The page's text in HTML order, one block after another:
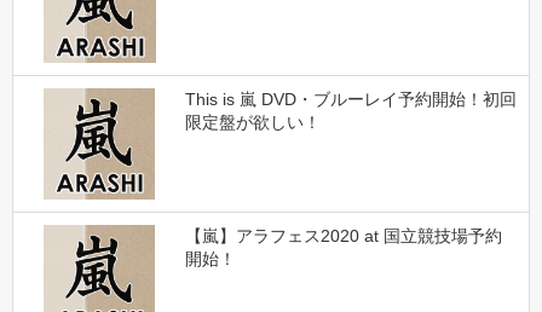
This is 嵐 DVD・ブルーレイ予約開始！初回
限定盤が欲しい！
【嵐】アラフェス2020 at 国立競技場予約
開始！